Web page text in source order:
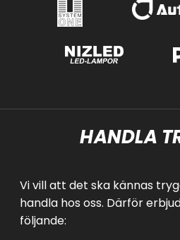
HANDLA
Vi vill att det ska kännas
handla hos oss. Därför
följande: